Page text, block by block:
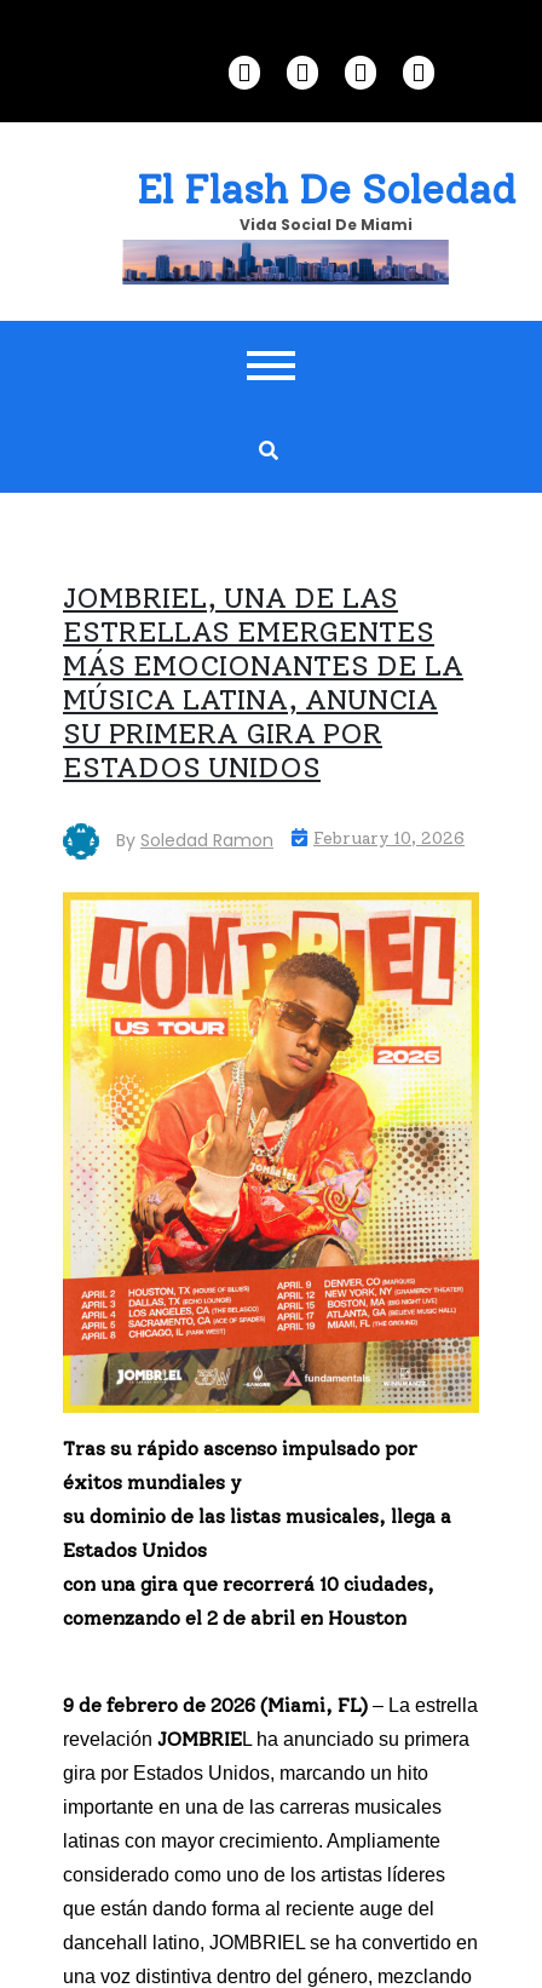
El Flash De Soledad
Vida Social De Miami
JOMBRIEL, UNA DE LAS
ESTRELLAS EMERGENTES
MÁS EMOCIONANTES DE LA
MÚSICA LATINA, ANUNCIA
SU PRIMERA GIRA POR
ESTADOS UNIDOS
By Soledad Ramon February 10, 2026
Tras su rápido ascenso impulsado por
éxitos mundiales y
su dominio de las listas musicales, llega a
Estados Unidos
con una gira que recorrerá 10 ciudades,
comenzando el 2 de abril en Houston
9 de febrero de 2026 (Miami, FL) – La estrella
revelación JOMBRIEL ha anunciado su primera
gira por Estados Unidos, marcando un hito
importante en una de las carreras musicales
latinas con mayor crecimiento. Ampliamente
considerado como uno de los artistas líderes
que están dando forma al reciente auge del
dancehall latino, JOMBRIEL se ha convertido en
una voz distintiva dentro del género, mezclando